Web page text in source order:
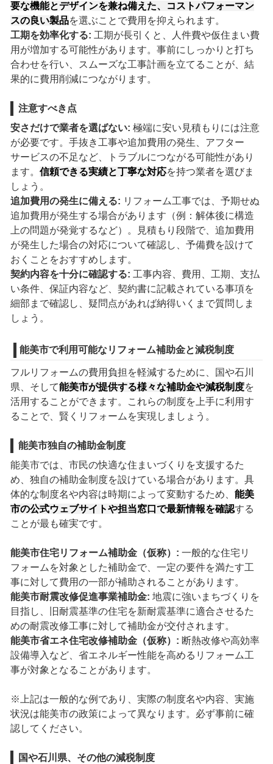
要な機能とデザインを兼ね備えた、コストパフォーマン
スの良い製品を選ぶことで費用を抑えられます。
工期を効率化する: 工期が長引くと、人件費や仮住まい費
用が増加する可能性があります。事前にしっかりと打ち
合わせを行い、スムーズな工事計画を立てることが、結
果的に費用削減につながります。
注意すべき点
安さだけで業者を選ばない: 極端に安い見積もりには注意
が必要です。手抜き工事や追加費用の発生、アフター
サービスの不足など、トラブルにつながる可能性があり
ます。 信頼できる実績と丁寧な対応を持つ業者を選びま
しょう。
追加費用の発生に備える: リフォーム工事では、予期せぬ
追加費用が発生する場合があります（例：解体後に構造
上の問題が発覚するなど）。見積もり段階で、追加費用
が発生した場合の対応について確認し、予備費を設けて
おくことをおすすめします。
契約内容を十分に確認する: 工事内容、費用、工期、支払
い条件、保証内容など、契約書に記載されている事項を
細部まで確認し、疑問点があれば納得いくまで質問しま
しょう。
能美市で利用可能なリフォーム補助金と減税制度
フルリフォームの費用負担を軽減するために、国や石川
県、そして能美市が提供する様々な補助金や減税制度を
活用することができます。これらの制度を上手に利用す
ることで、賢くリフォームを実現しましょう。
能美市独自の補助金制度
能美市では、市民の快適な住まいづくりを支援するた
め、独自の補助金制度を設けている場合があります。具
体的な制度名や内容は時期によって変動するため、 能美
市の公式ウェブサイトや担当窓口で最新情報を確認する
ことが最も確実です。
能美市住宅リフォーム補助金（仮称）: 一般的な住宅リ
フォームを対象とした補助金で、一定の要件を満たす工
事に対して費用の一部が補助されることがあります。
能美市耐震改修促進事業補助金: 地震に強いまちづくりを
目指し、旧耐震基準の住宅を新耐震基準に適合させるた
めの耐震改修工事に対して補助金が交付されます。
能美市省エネ住宅改修補助金（仮称）: 断熱改修や高効率
設備導入など、省エネルギー性能を高めるリフォーム工
事が対象となることがあります。
※上記は一般的な例であり、実際の制度名や内容、実施
状況は能美市の政策によって異なります。必ず事前に確
認してください。
国や石川県、その他の減税制度